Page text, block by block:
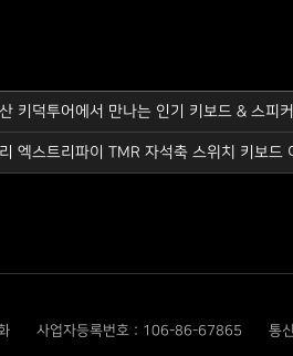
키덕투어에서 만나는 인기 키보드 & 스피커
엑스트리파이 TMR 자석축 스위치 키보드
사업자등록번호 : 106-86-67865 통